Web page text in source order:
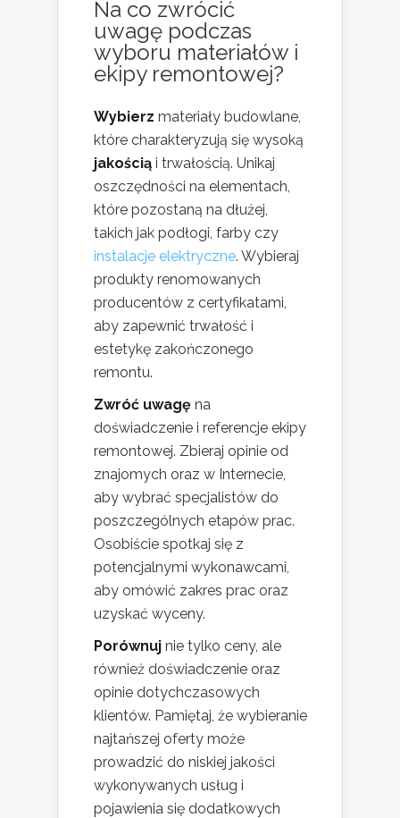
Na co zwrócić
uwagę podczas
wyboru materiałów i
ekipy remontowej?
Wybierz materiały budowlane,
które charakteryzują się wysoką
jakością i trwałością. Unikaj
oszczędności na elementach,
które pozostaną na dłużej,
takich jak podłogi, farby czy
instalacje elektryczne. Wybieraj
produkty renomowanych
producentów z certyfikatami,
aby zapewnić trwałość i
estetykę zakończonego
remontu.
Zwróć uwagę na
doświadczenie i referencje ekipy
remontowej. Zbieraj opinie od
znajomych oraz w Internecie,
aby wybrać specjalistów do
poszczególnych etapów prac.
Osobiście spotkaj się z
potencjalnymi wykonawcami,
aby omówić zakres prac oraz
uzyskać wyceny.
Porównuj nie tylko ceny, ale
również doświadczenie oraz
opinie dotychczasowych
klientów. Pamiętaj, że wybieranie
najtańszej oferty może
prowadzić do niskiej jakości
wykonywanych usług i
pojawienia się dodatkowych